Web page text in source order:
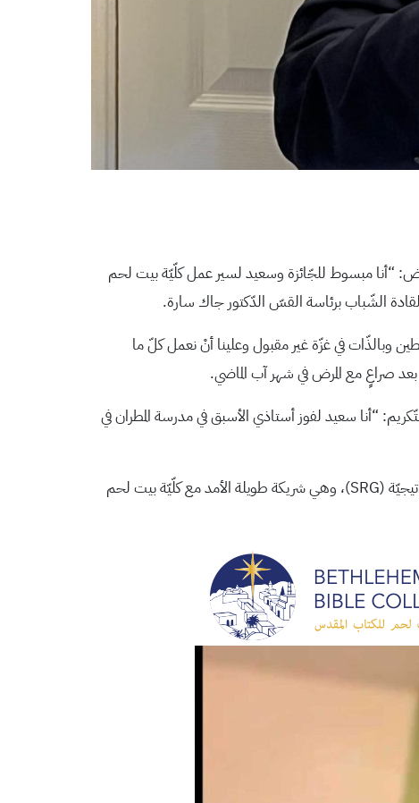
“أنا مبسوط للجّائزة وسعيد لسير عمل كلّيّة بيت لحم
الشّباب برئاسة القسّ الدّكتور جاك سارة.
وبالذّات في غزّة غير مقبول وعلينا أنْ نعمل كلّ ما
صراعٍ مع المرض في شهر آب الماضي.
“أنا سعيد لفوز أستاذي الأسبق في مدرسة المطران في
وقد أصدرَتْ كلّيّة بيت لحم للكتاب المُقدَّس، بياناً عبَّرَتْ فيه عن سعادتها بتكريم مؤسِّسها بجائزة لبيب من مجموعة الموارد الاستراتيجيّة (SRG)، وهي شريكة طويلة الأمد مع كلّيّة بيت لحم